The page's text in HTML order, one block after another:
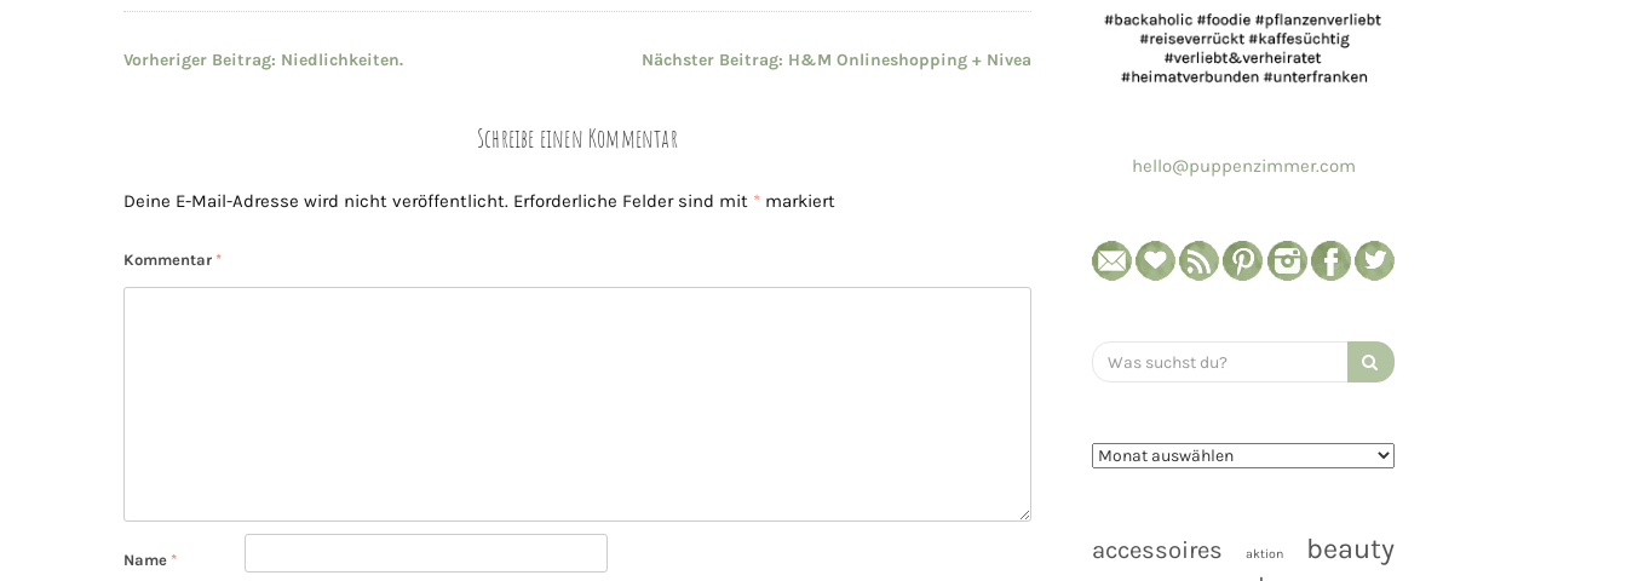
Beitragsnavigation
Vorheriger Beitrag: Niedlichkeiten. Nächster Beitrag: H&M Onlineshopping + Nivea
Schreibe einen Kommentar
Deine E-Mail-Adresse wird nicht veröffentlicht. Erforderliche Felder sind mit * markiert
Kommentar *
Name *
hello@puppenzimmer.com
Search
for:
accessoires aktion beauty